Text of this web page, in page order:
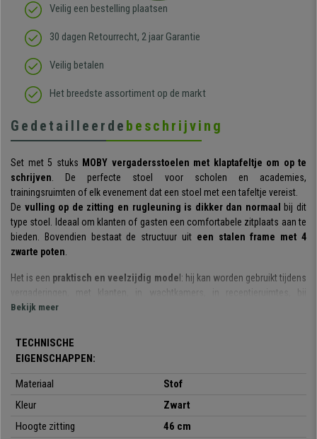
Veilig een bestelling plaatsen
30 dagen Retourrecht, 2 jaar Garantie
Veilig betalen
Het breedste assortiment op de markt
Gedetailleerde beschrijving
Set met 5 stuks MOBY vergadersstoelen met klaptafeltje om op te
schrijven. De perfecte stoel voor scholen en academies,
trainingsruimten of elk evenement dat een stoel met een tafeltje vereist.
De vulling op de zitting en rugleuning is dikker dan normaal
bij dit
type stoel. Ideaal om klanten of gasten een comfortabele zitplaats aan te
bieden. Bovendien bestaat de structuur uit een stalen frame met 4
zwarte poten.
Het is een praktisch en veelzijdig model: hij kan worden gebruikt tijdens
vergaderingen, met klanten, in wachtkamers, in receptieruimtes, bij
conferenties of evenementen, etc. Hij is ook
behoeften en de omgeving past.
Dit is eenstapelbaar model dat volledig gemonteerd wordt geleverd
Erg praktisch en verkrijgbaar voor een onverslaanbare prijs, enkel bij
Bekijk meer
TECHNISCHE
EIGENSCHAPPEN:
Materiaal
Stof
Kleur
Zwart
Hoogte zitting
46 cm